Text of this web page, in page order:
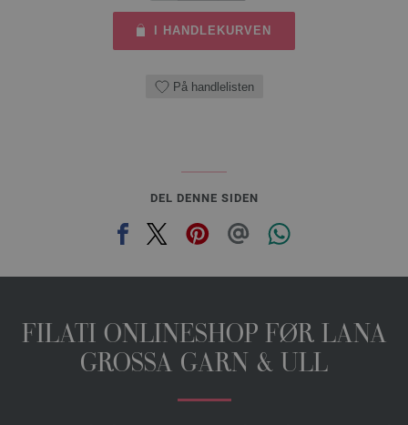
I HANDLEKURVEN
På handlelisten
DEL DENNE SIDEN
FILATI ONLINESHOP FØR LANA
GROSSA GARN & ULL